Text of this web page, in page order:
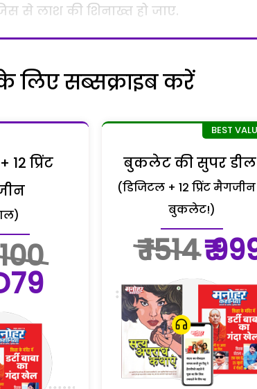
से लाश की शिनाख्त हो जाए.
लिए सब्सक्राइब करें
12 प्रिंट
बुकलेट की सुपर
(डिजिटल + 12 प्रिंट
बुकलेट!)
₹ 1514₹